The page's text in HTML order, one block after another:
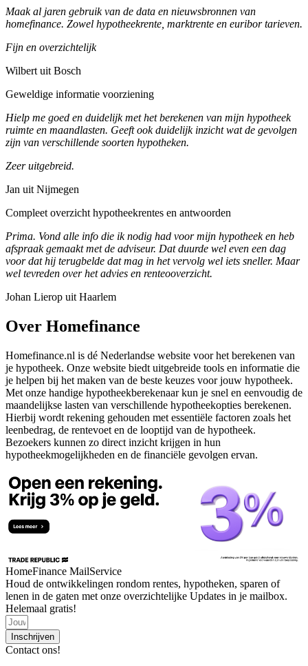
Maak al jaren gebruik van de data en nieuwsbronnen van
homefinance. Zowel hypotheekrente, marktrente en euribor tarieven.
Fijn en overzichtelijk
Wilbert uit Bosch
Geweldige informatie voorziening
Hielp me goed en duidelijk met het berekenen van mijn hypotheek
ruimte en maandlasten. Geeft ook duidelijk inzicht wat de gevolgen
zijn van verschillende soorten hypotheken.
Zeer uitgebreid.
Jan uit Nijmegen
Compleet overzicht hypotheekrentes en antwoorden
Prima. Vond alle info die ik nodig had voor mijn hypotheek en heb
afspraak gemaakt met de adviseur. Dat duurde wel even een dag
voor dat hij terugbelde dat mag in het vervolg wel iets sneller. Maar
wel tevreden over het advies en renteooverzicht.
Johan Lierop uit Haarlem
Over Homefinance
Homefinance.nl is dé Nederlandse website voor het berekenen van
je hypotheek. Onze website biedt uitgebreide tools en informatie die
je helpen bij het maken van de beste keuzes voor jouw hypotheek.
Met onze handige hypotheekberekenaar kun je snel en eenvoudig de
maandelijkse lasten van verschillende hypotheekopties berekenen.
Hierbij wordt rekening gehouden met essentiële factoren zoals het
leenbedrag, de rentevoet en de looptijd van de hypotheek.
Bezoekers kunnen zo direct inzicht krijgen in hun
hypotheekmogelijkheden en de financiële gevolgen ervan.
HomeFinance MailService
Houd de ontwikkelingen rondom rentes, hypotheken, sparen of
lenen in de gaten met onze overzichtelijke Updates in je mailbox.
Helemaal gratis!
Inschrijven
Contact ons!